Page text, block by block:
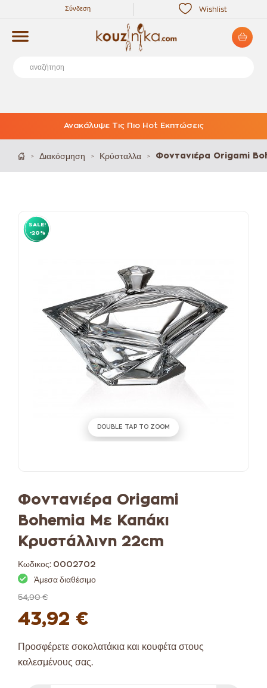
Wishlist
Σύνδεση
Ανακάλυψε Τις Πιο Hot Εκπτώσεις
> Διακόσμηση > Κρύσταλλα > Φοντανιέρα Origami
SALE!
-20%
DOUBLE TAP TO ZOOM
Φοντανιέρα Origami
Bohemia Με Καπάκι
Κρυστάλλινη 22cm
Κωδικος: 0002702
Άμεσα διαθέσιμο
54,90 €
43,92 €
Προσφέρετε σοκολατάκια και κουφέτα στους
καλεσμένους σας.